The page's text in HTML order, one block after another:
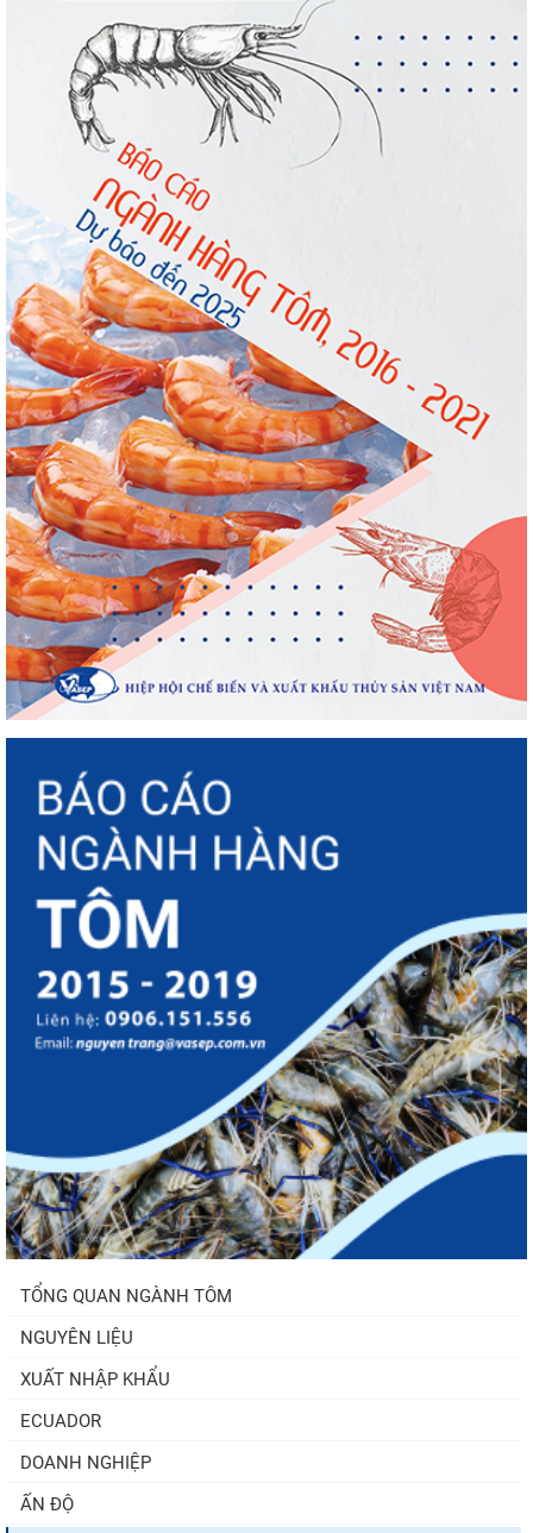
Nhập khẩu tôm của Mỹ phục hồi trong
tháng 5/2026
Trung Quốc tăng mạnh nhập khẩu mực,
trong khi nguồn cung...
Điểm tin thủy sản thế giới ngày 3/8/2026
TỔNG QUAN NGÀNH TÔM
NGUYÊN LIỆU
XUẤT NHẬP KHẨU
ECUADOR
DOANH NGHIỆP
ẤN ĐỘ